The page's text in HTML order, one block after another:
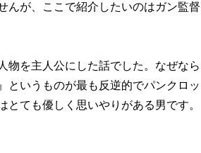
が、ここで紹介したいのはガン監督
物を主人公にした話でした。なぜなら
というものが最も反逆的でパンクロッ
ても優しく思いやりがある男です。